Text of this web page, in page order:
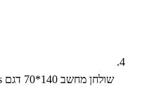
שולחן מחשב 140*70 דגם Mars